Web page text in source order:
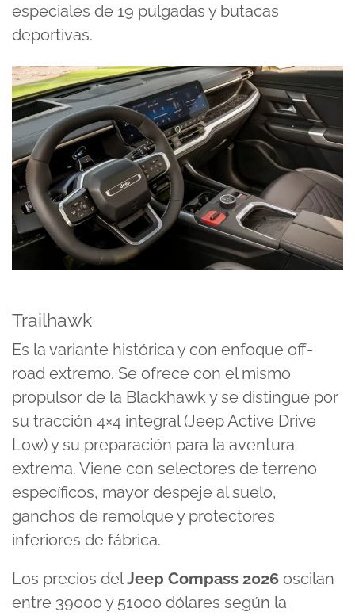
especiales de 19 pulgadas y butacas
deportivas.
Trailhawk
Es la variante histórica y con enfoque off-
road extremo. Se ofrece con el mismo
propulsor de la Blackhawk y se distingue por
su tracción 4×4 integral (Jeep Active Drive
Low) y su preparación para la aventura
extrema. Viene con selectores de terreno
específicos, mayor despeje al suelo,
ganchos de remolque y protectores
inferiores de fábrica.
Los precios delJeep Compass 2026 oscilan
entre 39000 y 51000 dólares según la